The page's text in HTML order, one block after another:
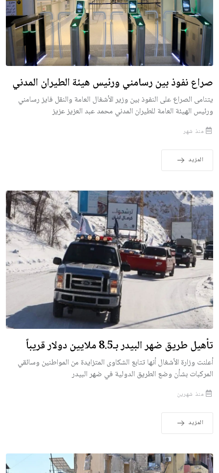
صراع نفوذ بين رسامني ورئيس هيئة الطيران المدني
يتنامى الصراع على النفوذ بين وزير الأشغال العامة والنقل فايز رسامني
ورئيس الهيئة العامة للطيران المدني محمد عبد العزيز عزيز
منذ شهر
المزيد
تأهيل طريق ضهر البيدر بـ8.5 ملايين دولار قريباً
أعلنت وزارة الأشغال أنها تتابع الشكاوى المتزايدة من المواطنين وسائقي
المركبات بشأن وضع الطريق الدولية في ضهر البيدر
منذ شهرين
المزيد